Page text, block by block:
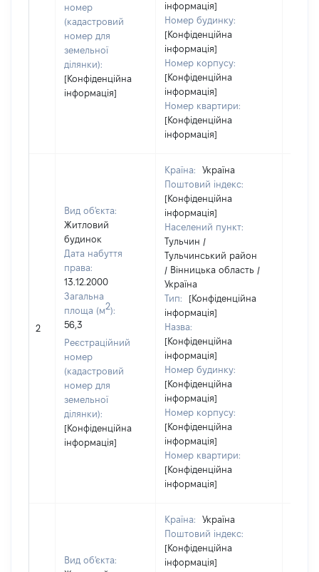
номер
(кадастровий
номер для
земельної
ділянки):
[Конфіденційна
інформація]
інформація]
Номер будинку:
[Конфіденційна
інформація]
Номер корпусу:
[Конфіденційна
інформація]
Номер квартири:
[Конфіденційна
інформація]
2
Вид об'єкта:
Житловий
будинок
Дата набуття
права:
13.12.2000
Загальна
площа (м2):
56,3
Реєстраційний
номер
(кадастровий
номер для
земельної
ділянки):
[Конфіденційна
інформація]
Країна:
Україна
Поштовий індекс:
[Конфіденційна
інформація]
Населений пункт:
Тульчин /
Тульчинський район
/ Вінницька область /
Україна
Тип:
[Конфіденційна
інформація]
Назва:
[Конфіденційна
інформація]
Номер будинку:
[Конфіденційна
інформація]
Номер корпусу:
[Конфіденційна
інформація]
Номер квартири:
[Конфіденційна
інформація]
Вид об'єкта:
Країна:
Україна
Поштовий індекс:
[Конфіденційна
інформація]